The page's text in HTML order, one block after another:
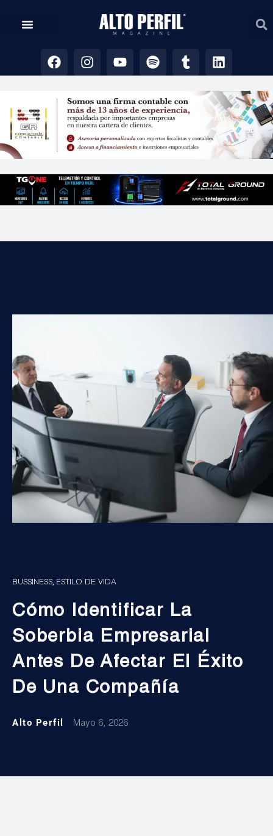
BUSSINESS ESTILO DE VIDA
Cómo Identificar La
Soberbia Empresarial
Antes De Afectar El Éxito
De Una Compañía
Alto Perfil Mayo 6, 2026